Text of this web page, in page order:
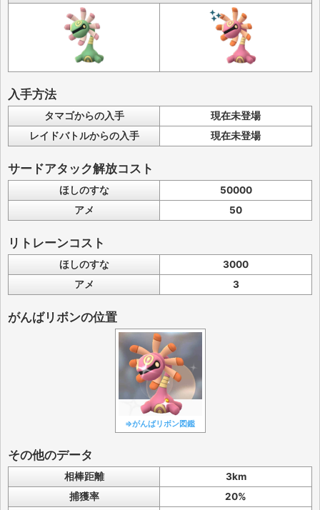
入手方法
タマゴからの入手
現在未登場
レイドバトルからの入手
現在未登場
サードアタック解放コスト
ほしのすな
50000
アメ
50
リトレーンコスト
ほしのすな
3000
アメ
3
がんばリボンの位置
⇒がんばリボン図鑑
その他のデータ
相棒距離
3km
捕獲率
20%